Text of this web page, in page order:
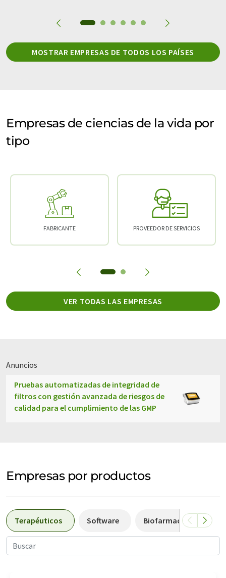
MOSTRAR EMPRESAS DE TODOS LOS PAÍSES
Empresas de ciencias de la vida por
tipo
FABRICANTE PROVEEDOR DE SERVICIOS
VER TODAS LAS EMPRESAS
Anuncios
Pruebas automatizadas de integridad de
filtros con gestión avanzada de riesgos de
calidad para el cumplimiento de las GMP
Empresas por productos
Terapéuticos Software Biofarmacéuticas